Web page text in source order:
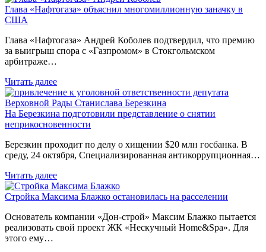
Глава «Нафтогаза» объяснил многомиллионную заначку в
США
Глава «Нафтогаза» Андрей Коболев подтвердил, что премию
за выигрыш спора с «Газпромом» в Стокгольмском
арбитраже…
Читать далее
На Березкина подготовили представление о снятии
неприкосновенности
Березкин проходит по делу о хищении $20 млн госбанка. В
среду, 24 октября, Специализированная антикоррупционная…
Читать далее
Стройка Максима Блажко остановилась на расселении
Основатель компании «Дон-строй» Максим Блажко пытается
реализовать свой проект ЖК «Нескучный Home&Spa». Для
этого ему…